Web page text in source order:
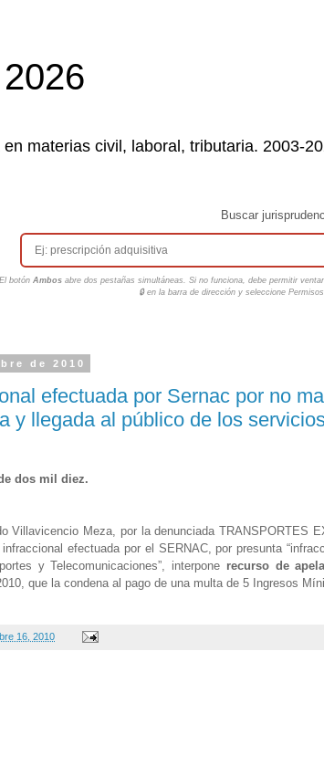
materias civil, laboral, tributaria. 2003-
Buscar
botón Ambosabre dos pestañas simultáneas. Si no funciona, debe permitir
🔒 en la barra de dirección y seleccione
de 2010
efectuada por Sernac por no
y llegada al público de los
dos mil diez.
Villavicencio Meza, por la denunciada TRANSPORTES
efectuada por el SERNAC, por presunta
y Telecomunicaciones”, interpone recurso de
que la condena al pago de una multa de 5 Ingresos
16, 2010